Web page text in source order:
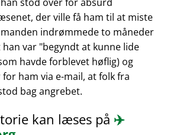
der ville få ham til at miste
indrømmede to måneder
han var begyndt at kunne lide
havde forblevet høflig) og
ham via e-mail, at folk fra
bag angrebet.
kan læses på ✈️